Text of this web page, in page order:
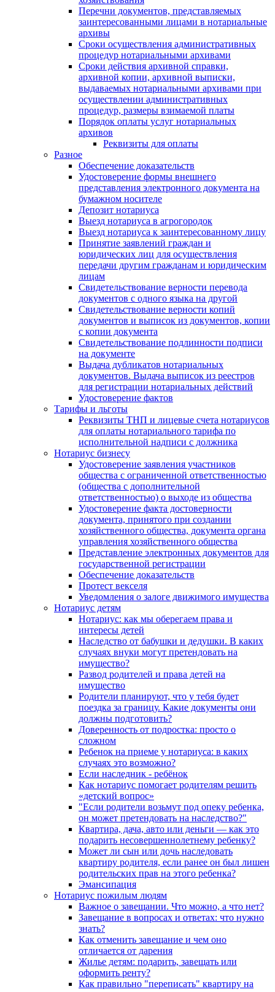
Перечни документов, представляемых
заинтересованными лицами в нотариальные
архивы
Сроки осуществления административных
процедур нотариальными архивами
Сроки действия архивной справки,
архивной копии, архивной выписки,
выдаваемых нотариальными архивами при
осуществлении административных
процедур, размеры взимаемой платы
Порядок оплаты услуг нотариальных
архивов
Реквизиты для оплаты
Разное
Обеспечение доказательств
Удостоверение формы внешнего
представления электронного документа на
бумажном носителе
Депозит нотариуса
Выезд нотариуса в агрогородок
Выезд нотариуса к заинтересованному лицу
Принятие заявлений граждан и
юридических лиц для осуществления
передачи другим гражданам и юридическим
лицам
Свидетельствование верности перевода
документов с одного языка на другой
Свидетельствование верности копий
документов и выписок из документов, копии
с копии документа
Свидетельствование подлинности подписи
на документе
Выдача дубликатов нотариальных
документов. Выдача выписок из реестров
для регистрации нотариальных действий
Удостоверение фактов
Тарифы и льготы
Реквизиты ТНП и лицевые счета нотариусов
для оплаты нотариального тарифа по
исполнительной надписи с должника
Нотариус бизнесу
Удостоверение заявления участников
общества с ограниченной ответственностью
(общества с дополнительной
ответственностью) о выходе из общества
Удостоверение факта достоверности
документа, принятого при создании
хозяйственного общества, документа органа
управления хозяйственного общества
Представление электронных документов для
государственной регистрации
Обеспечение доказательств
Протест векселя
Уведомления о залоге движимого имущества
Нотариус детям
Нотариус: как мы оберегаем права и
интересы детей
Наследство от бабушки и дедушки. В каких
случаях внуки могут претендовать на
имущество?
Развод родителей и права детей на
имущество
Родители планируют, что у тебя будет
поездка за границу. Какие документы они
должны подготовить?
Доверенность от подростка: просто о
сложном
Ребенок на приеме у нотариуса: в каких
случаях это возможно?
Если наследник - ребёнок
Как нотариус помогает родителям решить
«детский вопрос»
"Если родители возьмут под опеку ребенка,
он может претендовать на наследство?"
Квартира, дача, авто или деньги — как это
подарить несовершеннолетнему ребенку?
Может ли сын или дочь наследовать
квартиру родителя, если ранее он был лишен
родительских прав на этого ребенка?
Эмансипация
Нотариус пожилым людям
Важное о завещании. Что можно, а что нет?
Завещание в вопросах и ответах: что нужно
знать?
Как отменить завещание и чем оно
отличается от дарения
Жилье детям: подарить, завещать или
оформить ренту?
Как правильно "переписать" квартиру на